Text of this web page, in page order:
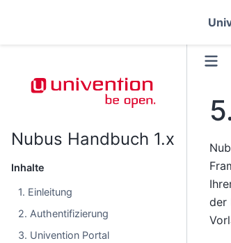
Nubus Handbuch 1.x
Inhalte
1. Einleitung
2. Authentifizierung
3. Univention Portal
der